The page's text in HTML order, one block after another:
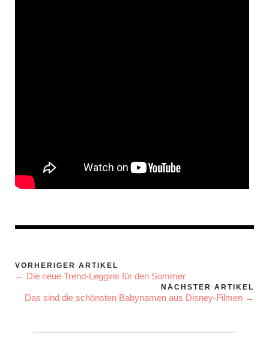
VORHERIGER ARTIKEL
← Die neue Trend-Leggins für den Sommer
NÄCHSTER ARTIKEL
Das sind die schönsten Babynamen aus Disney-Filmen →